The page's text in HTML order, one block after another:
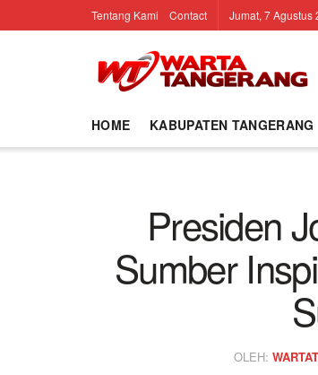
Tentang Kami Contact Jumat, 7 Agustus
HOME KABUPATEN TANGERANG
Presiden
Sumber
OLEH: